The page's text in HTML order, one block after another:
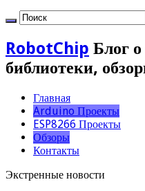
RobotChip Блог
библиотеки,
Главная
Arduino Проекты
ESP8266 Проекты
Обзоры
Контакты
Экстренные новости